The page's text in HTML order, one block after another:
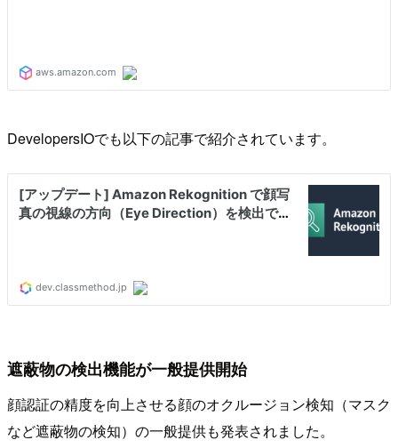
DevelopersIOでも以下の記事で紹介されています。
遮蔽物の検出機能が一般提供開始
顔認証の精度を向上させる顔のオクルージョン検知（マスク
など遮蔽物の検知）の一般提供も発表されました。